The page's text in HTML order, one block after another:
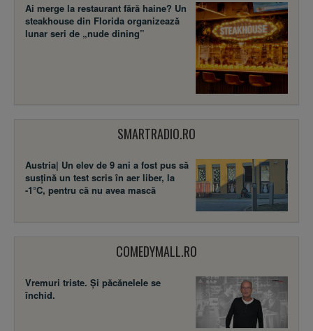
Ai merge la restaurant fără haine? Un
steakhouse din Florida organizează
lunar seri de „nude dining”
SMARTRADIO.RO
Austria| Un elev de 9 ani a fost pus să
susţină un test scris în aer liber, la
-1°C, pentru că nu avea mască
COMEDYMALL.RO
Vremuri triste. Şi păcănelele se
închid.